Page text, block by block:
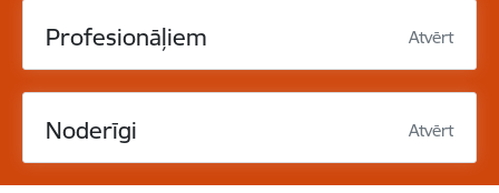
Profesionāļiem Atvērt
Noderīgi Atvērt